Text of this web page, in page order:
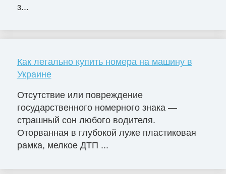
з...
Как легально купить номера на машину в
Украине
Отсутствие или повреждение
государственного номерного знака —
страшный сон любого водителя.
Оторванная в глубокой луже пластиковая
рамка, мелкое ДТП ...